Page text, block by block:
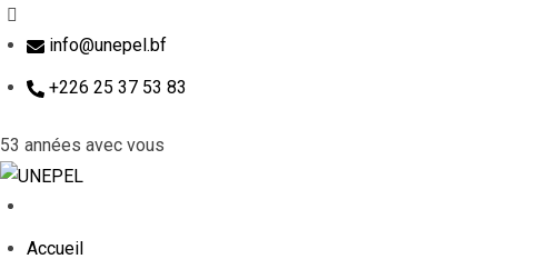
info@unepel.bf
+226 25 37 53 83
53 années avec vous
Accueil